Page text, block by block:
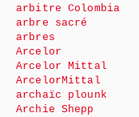
arbitre Colombia
arbre sacré
arbres
Arcelor
Arcelor Mittal
ArcelorMittal
archaïc plounk
Archie Shepp